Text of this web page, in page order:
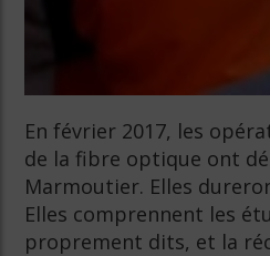
En février 2017, les
de la fibre optique ont
Marmoutier. Elles
Elles comprennent les
proprement dits, et la